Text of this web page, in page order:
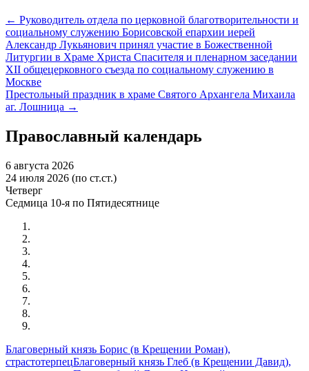
← Руководитель отдела по церковной благотворительности и
социальному служению Борисовской епархии иерей
Александр Лукьянович принял участие в Божественной
Литургии в Храме Христа Спасителя и пленарном заседании
XII общецерковного съезда по социальному служению в
Москве
Престольный праздник в храме Святого Архангела Михаила
аг. Лошница →
Православный календарь
6 августа 2026
24 июля 2026 (по ст.ст.)
Четверг
Седмица 10-я по Пятидесятнице
Благоверный князь Борис (в Крещении Роман),
страстотерпецБлаговерный князь Глеб (в Крещении Давид),